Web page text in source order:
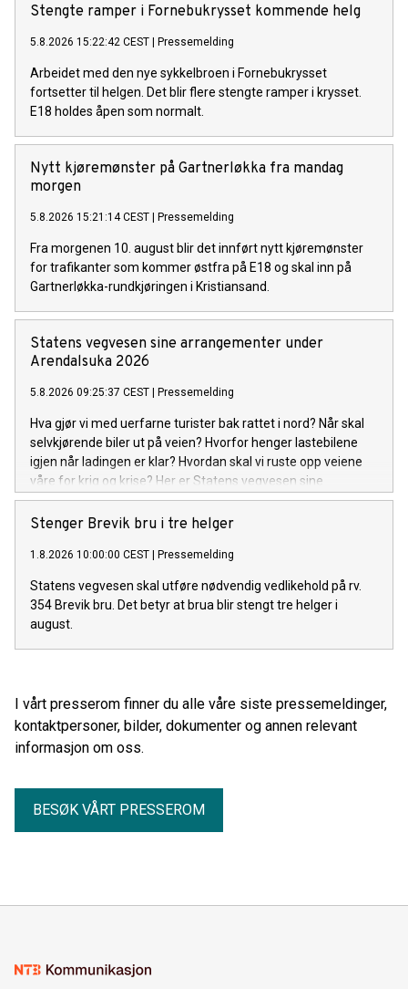
Stengte ramper i Fornebukrysset kommende helg
5.8.2026 15:22:42 CEST | Pressemelding
Arbeidet med den nye sykkelbroen i Fornebukrysset
fortsetter til helgen. Det blir flere stengte ramper i krysset.
E18 holdes åpen som normalt.
Nytt kjøremønster på Gartnerløkka fra mandag
morgen
5.8.2026 15:21:14 CEST | Pressemelding
Fra morgenen 10. august blir det innført nytt kjøremønster
for trafikanter som kommer østfra på E18 og skal inn på
Gartnerløkka-rundkjøringen i Kristiansand.
Statens vegvesen sine arrangementer under
Arendalsuka 2026
5.8.2026 09:25:37 CEST | Pressemelding
Hva gjør vi med uerfarne turister bak rattet i nord? Når skal
selvkjørende biler ut på veien? Hvorfor henger lastebilene
igjen når ladingen er klar? Hvordan skal vi ruste opp veiene
våre for krig og krise? Her er Statens vegvesen sine
arrangementer under Arendalsuka 2026.
Stenger Brevik bru i tre helger
1.8.2026 10:00:00 CEST | Pressemelding
Statens vegvesen skal utføre nødvendig vedlikehold på rv.
354 Brevik bru. Det betyr at brua blir stengt tre helger i
august.
I vårt presserom finner du alle våre siste pressemeldinger,
kontaktpersoner, bilder, dokumenter og annen relevant
informasjon om oss.
BESØK VÅRT PRESSEROM